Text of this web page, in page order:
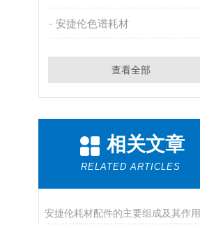
安捷伦色谱耗材
查看全部
相关文章
RELATED ARTICLES
安捷伦耗材配件的主要组成及其作用